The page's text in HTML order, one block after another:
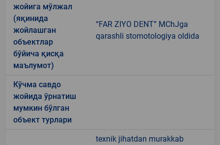
жойига мўлжал
(яқинида
жойлашган
объектлар
бўйича қисқа
маълумот)
“FAR ZIYO DENT” MChJga
qarashli stomotologiya oldida
Кўчма савдо
жойида ўрнатиш
мумкин бўлган
объект турлари
texnik jihatdan murakkab